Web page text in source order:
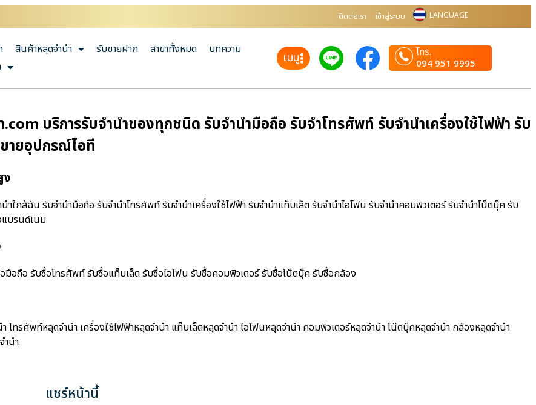
ติดต่อเรา เข้าสู่ระบบ LANGUAGE
สินค้าหลุดจำนำ รับขายฝาก สาขาทั้งหมด
บทความ
เมนู
โทร.
094 951 9995
บริการรับจำนำของทุกชนิด รับจำนำมือถือ รับจำโทรศัพท์ รับจำนำเครื่องใช้ไฟฟ้า รับ
ายอุปกรณ์ไอที
ง
กล้ฉัน รับจำนำมือถือ รับจำนำโทรศัพท์ รับจำนำเครื่องใช้ไฟฟ้า รับจำนำแท็บเล็ต รับจำนำไอโฟน รับจำนำคอมพิวเตอร์ รับจำนำโน๊ตบุ๊ค รับ
แบรนด์เนม
อถือ รับซื้อโทรศัพท์ รับซื้อแท็บเล็ต รับซื้อไอโฟน รับซื้อคอมพิวเตอร์ รับซื้อโน๊ตบุ๊ค รับซื้อกล้อง
ทรศัพท์หลุดจำนำ เครื่องใช้ไฟฟ้าหลุดจำนำ แท็บเล็ตหลุดจำนำ ไอโฟนหลุดจำนำ คอมพิวเตอร์หลุดจำนำ โน๊ตบุ๊คหลุดจำนำ กล้องหลุดจำนำ
ำนำ
แชร์หน้านี้